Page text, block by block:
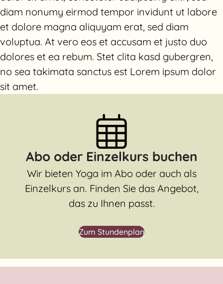
Stundenplan
diam nonumy eirmod tempor invidunt ut labore
et dolore magna aliquyam erat, sed diam
voluptua. At vero eos et accusam et justo duo
dolores et ea rebum. Stet clita kasd gubergren,
no sea takimata sanctus est Lorem ipsum dolor
sit amet.
Abo oder Einzelkurs buchen
Wir bieten Yoga im Abo oder auch als
Einzelkurs an. Finden Sie das Angebot,
das zu Ihnen passt.
Zum Stundenplan